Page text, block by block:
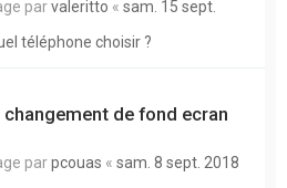
parvaleritto « sam. 15 sept.
téléphone choisir ?
changement de fond ecran
parpcouas « sam. 8 sept. 2018